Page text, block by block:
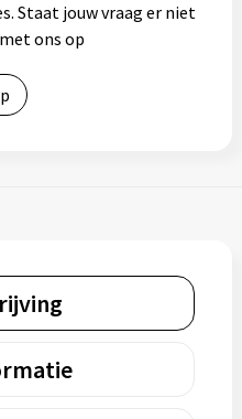
Staat jouw vraag er niet
ons op